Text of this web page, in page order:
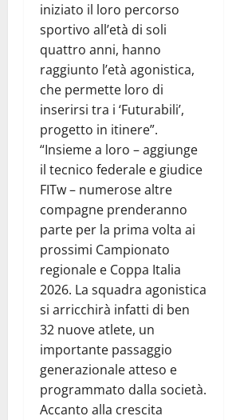
iniziato il loro percorso
sportivo all’età di soli
quattro anni, hanno
raggiunto l’età agonistica,
che permette loro di
inserirsi tra i ‘Futurabili’,
progetto in itinere”.
“Insieme a loro – aggiunge
il tecnico federale e giudice
FITw – numerose altre
compagne prenderanno
parte per la prima volta ai
prossimi Campionato
regionale e Coppa Italia
2026. La squadra agonistica
si arricchirà infatti di ben
32 nuove atlete, un
importante passaggio
generazionale atteso e
programmato dalla società.
Accanto alla crescita